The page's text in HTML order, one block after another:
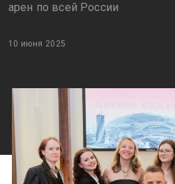
арен по всей России
10 июня 2025